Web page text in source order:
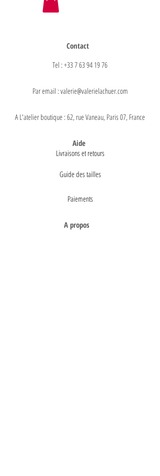
Contact
Tel : +33 7 63 94 19 76
Par email : valerie@valerielachuer.com
A L'atelier boutique : 62, rue Vaneau, Paris 07, France
Aide
Livraisons et retours
Guide des tailles
Paiements
A propos